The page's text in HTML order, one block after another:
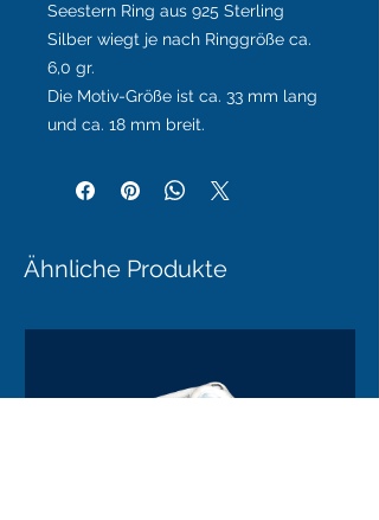
Seestern Ring aus 925 Sterling
Silber wiegt je nach Ringgröße ca.
6,0 gr.
Die Motiv-Größe ist ca. 33 mm lang
und ca. 18 mm breit.
Ähnliche Produkte